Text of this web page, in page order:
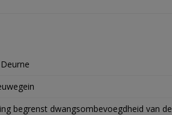
begrenst dwangsombevoegdheid van de